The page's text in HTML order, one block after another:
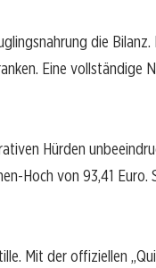
die
Eine vollständige
Hürden
Hoch von 93,41
Mit der offiziellen